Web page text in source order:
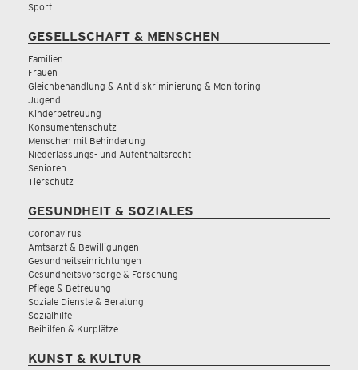
Sport
GESELLSCHAFT & MENSCHEN
Familien
Frauen
Gleichbehandlung & Antidiskriminierung & Monitoring
Jugend
Kinderbetreuung
Konsumentenschutz
Menschen mit Behinderung
Niederlassungs- und Aufenthaltsrecht
Senioren
Tierschutz
GESUNDHEIT & SOZIALES
Coronavirus
Amtsarzt & Bewilligungen
Gesundheitseinrichtungen
Gesundheitsvorsorge & Forschung
Pflege & Betreuung
Soziale Dienste & Beratung
Sozialhilfe
Beihilfen & Kurplätze
KUNST & KULTUR